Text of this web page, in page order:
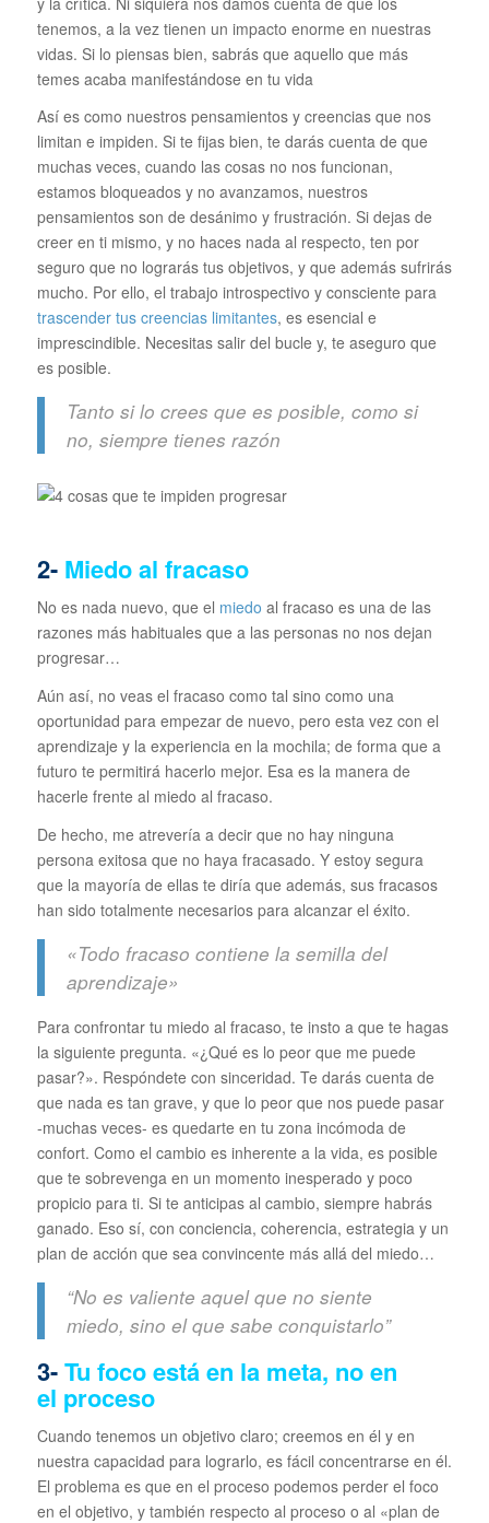
tenemos, a la vez tienen un impacto enorme en nuestras
vidas. Si lo piensas bien, sabrás que aquello que más
temes acaba manifestándose en tu vida
Así es como nuestros pensamientos y creencias que nos
limitan e impiden. Si te fijas bien, te darás cuenta de que
muchas veces, cuando las cosas no nos funcionan,
estamos bloqueados y no avanzamos, nuestros
pensamientos son de desánimo y frustración. Si dejas de
creer en ti mismo, y no haces nada al respecto, ten por
seguro que no lograrás tus objetivos, y que además sufrirás
mucho. Por ello, el trabajo introspectivo y consciente para
trascender tus creencias limitantes, es esencial e
imprescindible. Necesitas salir del bucle y, te aseguro que
es posible.
Tanto si lo crees que es posible, como si
no, siempre tienes razón
2- Miedo al fracaso
No es nada nuevo, que el miedo al fracaso es una de las
razones más habituales que a las personas no nos dejan
progresar…
Aún así, no veas el fracaso como tal sino como una
oportunidad para empezar de nuevo, pero esta vez con el
aprendizaje y la experiencia en la mochila; de forma que a
futuro te permitirá hacerlo mejor. Esa es la manera de
hacerle frente al miedo al fracaso.
De hecho, me atrevería a decir que no hay ninguna
persona exitosa que no haya fracasado. Y estoy segura
que la mayoría de ellas te diría que además, sus fracasos
han sido totalmente necesarios para alcanzar el éxito.
«Todo fracaso contiene la semilla del
aprendizaje»
Para confrontar tu miedo al fracaso, te insto a que te hagas
la siguiente pregunta. «¿Qué es lo peor que me puede
pasar?». Respóndete con sinceridad. Te darás cuenta de
que nada es tan grave, y que lo peor que nos puede pasar
-muchas veces- es quedarte en tu zona incómoda de
confort. Como el cambio es inherente a la vida, es posible
que te sobrevenga en un momento inesperado y poco
propicio para ti. Si te anticipas al cambio, siempre habrás
ganado. Eso sí, con conciencia, coherencia, estrategia y un
plan de acción que sea convincente más allá del miedo…
“No es valiente aquel que no siente
miedo, sino el que sabe conquistarlo”
3- Tu foco está en la meta, no en
el proceso
Cuando tenemos un objetivo claro; creemos en él y en
nuestra capacidad para lograrlo, es fácil concentrarse en él.
El problema es que en el proceso podemos perder el foco
en el objetivo, y también respecto al proceso o al «plan de